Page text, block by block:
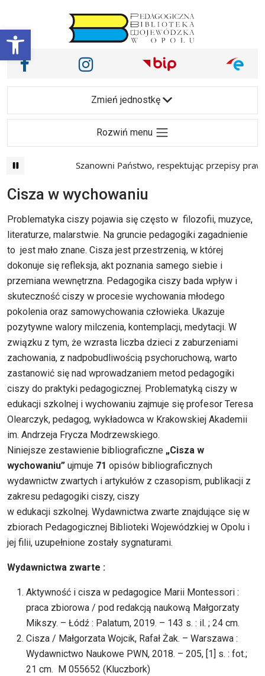
Otwórz pasek narzędzi
Main Navigation
Nasze media społecznościowe i inne
Facebook Instagram
Zmień jednostkę
Rozwiń menu
Szanowni Państwo, respektując przepisy prawa i
Cisza w wychowaniu
Problematyka ciszy pojawia się często w filozofii, muzyce,
literaturze, malarstwie. Na gruncie pedagogiki zagadnienie
to jest mało znane. Cisza jest przestrzenią, w której
dokonuje się refleksja, akt poznania samego siebie i
przemiana wewnętrzna. Pedagogika ciszy bada wpływ i
skuteczność ciszy w procesie wychowania młodego
pokolenia oraz samowychowania człowieka. Ukazuje
pozytywne walory milczenia, kontemplacji, medytacji. W
związku z tym, że wzrasta liczba dzieci z zaburzeniami
zachowania, z nadpobudliwością psychoruchową, warto
zastanowić się nad wprowadzaniem metod pedagogiki
ciszy do praktyki pedagogicznej. Problematyką ciszy w
edukacji szkolnej i wychowaniu zajmuje się profesor Teresa
Olearczyk, pedagog, wykładowca w Krakowskiej Akademii
im. Andrzeja Frycza Modrzewskiego.
Niniejsze zestawienie bibliograficzne „Cisza w
wychowaniu” ujmuje 71 opisów bibliograficznych
wydawnictw zwartych i artykułów z czasopism, publikacji z
zakresu pedagogiki ciszy, ciszy
w edukacji szkolnej. Wydawnictwa zwarte znajdujące się w
zbiorach Pedagogicznej Biblioteki Wojewódzkiej w Opolu i
jej filii, uzupełnione zostały sygnaturami.
Wydawnictwa zwarte :
Aktywność i cisza w pedagogice Marii Montessori :
praca zbiorowa / pod redakcją naukową Małgorzaty
Mikszy. – Łódź : Palatum, 2019. – 143 s. : il. ; 24 cm.
Cisza / Małgorzata Wojcik, Rafał Żak. – Warszawa :
Wydawnictwo Naukowe PWN, 2018. – 205, [1] s. : fot.;
21 cm. M 055652 (Kluczbork)